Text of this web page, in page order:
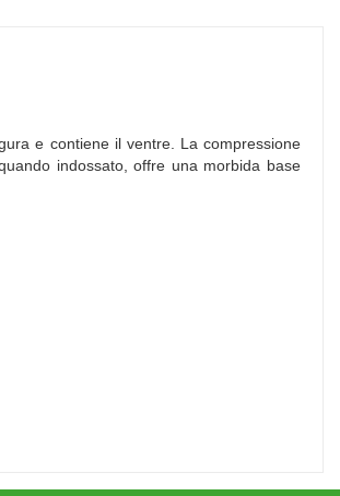
e contiene il ventre. La compressione
indossato, offre una morbida base